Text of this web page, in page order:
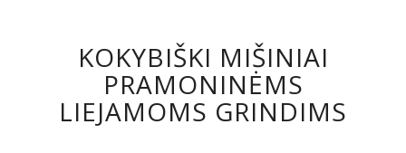
KOKYBIŠKI MIŠINIAI
PRAMONINĖMS
LIEJAMOMS GRINDIMS